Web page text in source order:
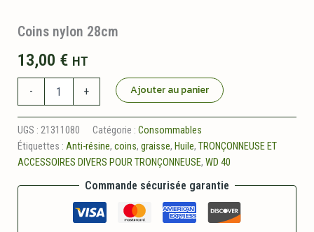
Coins nylon 28cm
13,00 € HT
-
nylon
28cm
+ Ajouter au panier
UGS : 21311080 Catégorie : Consommables
Étiquettes : Anti-résine, coins, graisse, Huile, TRONÇONNEUSE ET
ACCESSOIRES DIVERS POUR TRONÇONNEUSE, WD 40
Commande sécurisée garantie